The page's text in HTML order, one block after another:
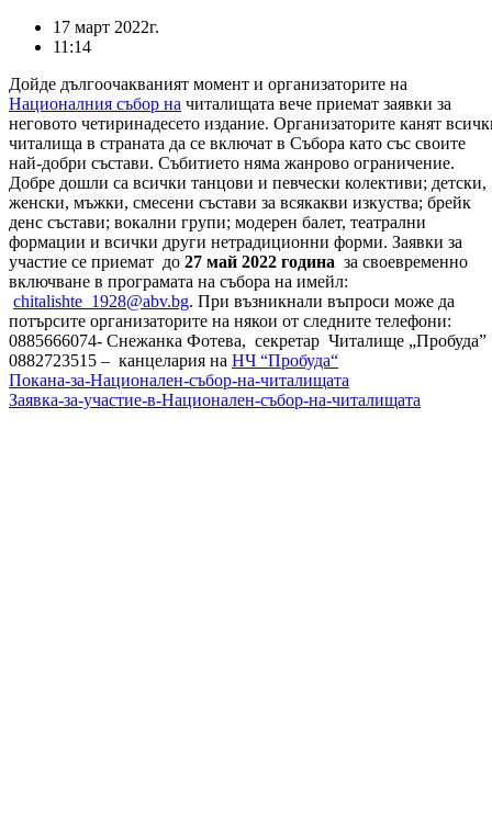
17 март 2022г.
11:14
Дойде дългоочакваният момент и организаторите на
Националния събор на читалищата вече приемат заявки за
неговото четиринадесето издание. Организаторите канят
читалища в страната да се включат в Събора като със своите
най-добри състави. Събитието няма жанрово ограничение.
Добре дошли са всички танцови и певчески колективи; детски,
женски, мъжки, смесени състави за всякакви изкуства; брейк
денс състави; вокални групи; модерен балет, театрални
формации и всички други нетрадиционни форми. Заявки за
участие се приемат до 27 май 2022 година за своевременно
включване в програмата на събора на имейл:
chitalishte_1928@abv.bg. При възникнали въпроси може да
потърсите организаторите на някои от следните телефони:
0885666074- Снежанка Фотева, секретар Читалище „Пробуда”
0882723515 – канцелария на НЧ “Пробуда“
Покана-за-Национален-събор-на-читалищата
Заявка-за-участие-в-Национален-събор-на-читалищата